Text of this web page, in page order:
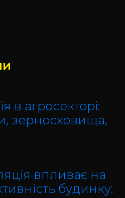
в агросекторі:
зерносховища,
впливає на
будинку: